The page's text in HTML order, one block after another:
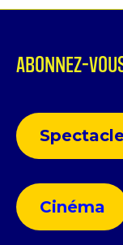
ABONNEZ-
Cinéma